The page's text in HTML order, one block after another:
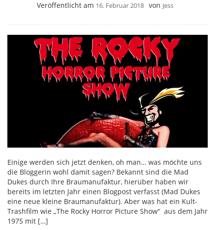
Veröffentlicht am 16. Februar 2018 von Jess
Einige werden sich jetzt denken, oh man… was möchte uns
die Bloggerin wohl damit sagen? Bekannt sind die Mad
Dukes durch Ihre Braumanufaktur, hierüber haben wir
bereits im letzten Jahr einen Blogpost verfasst (Mad Dukes
eine neue kleine Braumanufaktur). Aber was hat ein Kult-
Trashfilm wie „The Rocky Horror Picture Show“ aus dem Jahr
1975 mit […]